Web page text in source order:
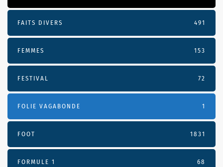
FAITS DIVERS 491
FEMMES 153
FESTIVAL 72
FOLIE VAGABONDE 1
FOOT 1831
FORMULE 1 68